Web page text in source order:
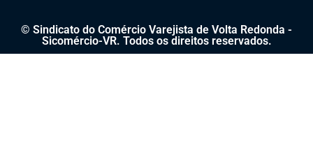
© Sindicato do Comércio Varejista de Volta Redonda -
Sicomércio-VR. Todos os direitos reservados.